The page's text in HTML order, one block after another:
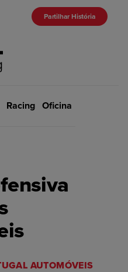
Partilhar História
Racing Oficina
AUTOMÓVEIS